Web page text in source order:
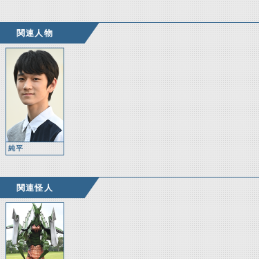
関連人物
純平
関連怪人